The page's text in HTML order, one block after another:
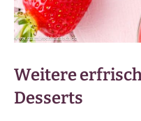
Weitere
Desserts